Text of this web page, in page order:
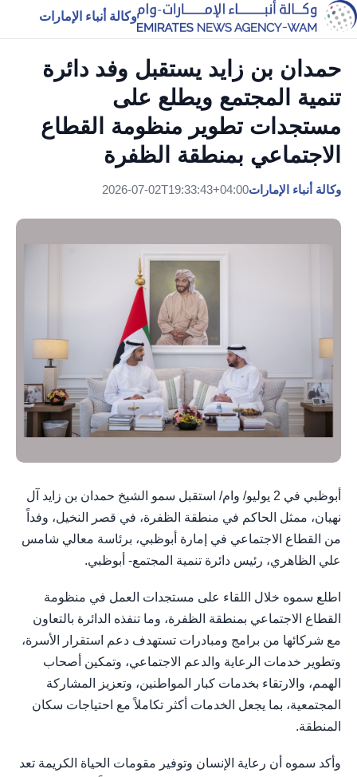
وكالة أنباء الإمارات
حمدان بن زايد يستقبل وفد دائرة
تنمية المجتمع ويطلع على
مستجدات تطوير منظومة القطاع
الاجتماعي بمنطقة الظفرة
وكالة أنباء الإمارات2026-07-02T19:33:43+04:00
أبوظبي في 2 يوليو/ وام/ استقبل سمو الشيخ حمدان بن زايد آل
نهيان، ممثل الحاكم في منطقة الظفرة، في قصر النخيل، وفداً
من القطاع الاجتماعي في إمارة أبوظبي، برئاسة معالي شامس
علي الظاهري، رئيس دائرة تنمية المجتمع- أبوظبي.
اطلع سموه خلال اللقاء على مستجدات العمل في منظومة
القطاع الاجتماعي بمنطقة الظفرة، وما تنفذه الدائرة بالتعاون
مع شركائها من برامج ومبادرات تستهدف دعم استقرار الأسرة،
وتطوير خدمات الرعاية والدعم الاجتماعي، وتمكين أصحاب
الهمم، والارتقاء بخدمات كبار المواطنين، وتعزيز المشاركة
المجتمعية، بما يجعل الخدمات أكثر تكاملاً مع احتياجات سكان
المنطقة.
وأكد سموه أن رعاية الإنسان وتوفير مقومات الحياة الكريمة تعد